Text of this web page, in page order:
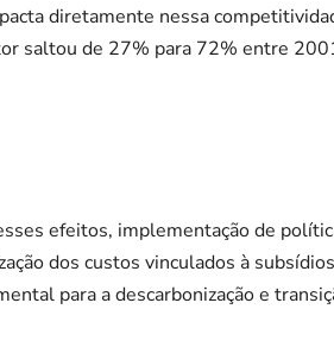
diretamente nessa
saltou de 27% para 72% entre
efeitos, implementação de
dos custos vinculados à
para a descarbonização e